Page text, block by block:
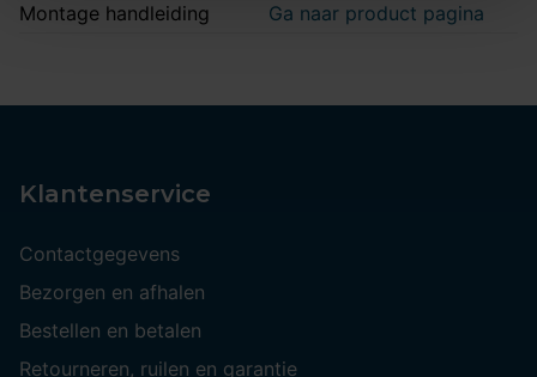
Montage handleiding
Ga naar product pagina
Klantenservice
Contactgegevens
Bezorgen en afhalen
Bestellen en betalen
Retourneren, ruilen en garantie